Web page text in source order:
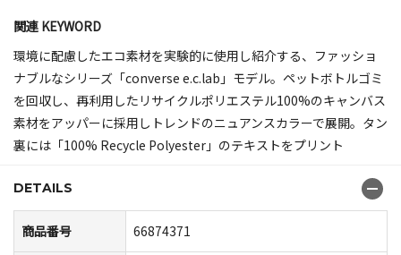
関連 KEYWORD
環境に配慮したエコ素材を実験的に使用し紹介する、ファッショ
ナブルなシリーズ「converse e.c.lab」モデル。ペットボトルゴミ
を回収し、再利用したリサイクルポリエステル100%のキャンバス
素材をアッパーに採用しトレンドのニュアンスカラーで展開。タン
裏には「100% Recycle Polyester」のテキストをプリント
DETAILS
商品番号 66874371